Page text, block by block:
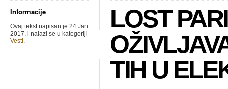
Informacije
Ovaj tekst napisan je 24 Jan
2017, i nalazi se u kategoriji
Vesti.
LOST
TIH U